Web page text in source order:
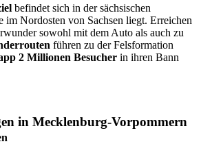
befindet sich in der sächsischen
im Nordosten von Sachsen liegt. Erreichen
sowohl mit dem Auto als auch zu
führen zu der Felsformation
2 Millionen Besucher in ihren Bann
in Mecklenburg-Vorpommern